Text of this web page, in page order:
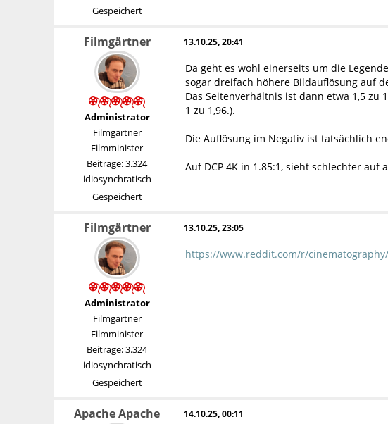
Gespeichert
Filmgärtner
Administrator
Filmgärtner
Filmminister
Beiträge: 3.324
idiosynchratisch
Gespeichert
13.10.25, 20:41
Da geht es wohl einerseits um die
sogar dreifach höhere Bildauflösung auf
Das Seitenverhältnis ist dann etwa 1,5 zu
1 zu 1,96.).
Die Auflösung im Negativ ist tatsächlich
Auf DCP 4K in 1.85:1, sieht schlechter auf
Filmgärtner
Administrator
Filmgärtner
Filmminister
Beiträge: 3.324
idiosynchratisch
Gespeichert
13.10.25, 23:05
https://www.reddit.com/r/
Apache Apache 14.10.25, 00:11